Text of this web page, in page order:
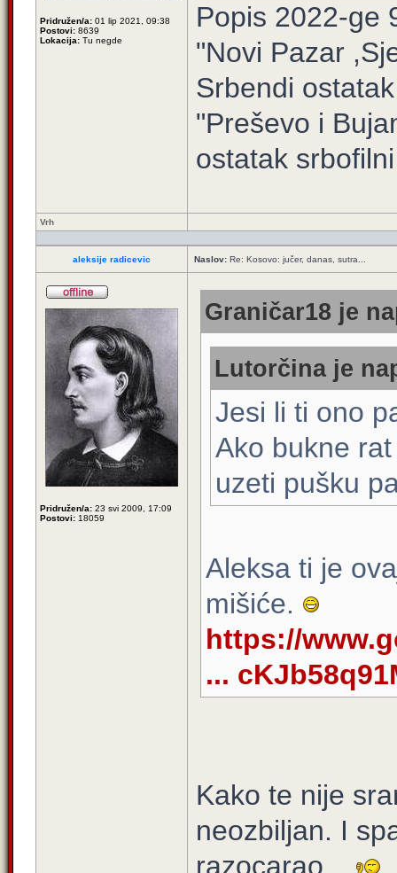
Pridružen/a: 01 lip 2021, 09:38
Postovi: 8639
Lokacija: Tu negde
Popis 2022-ge
"Novi Pazar
Srbendi
"Preševo i
ostatak
Vrh
aleksije radicevic Naslov: Re: Kosovo: jučer, danas, sutra...
Pridružen/a: 23 svi 2009, 17:09
Postovi: 18059
Graničar18 je
Lutorčina je
Jesi li ti ono
Ako bukne
uzeti pušku
Aleksa ti je
mišiće.
https://
...
Kako te nije
neozbiljan. I
razocarao...